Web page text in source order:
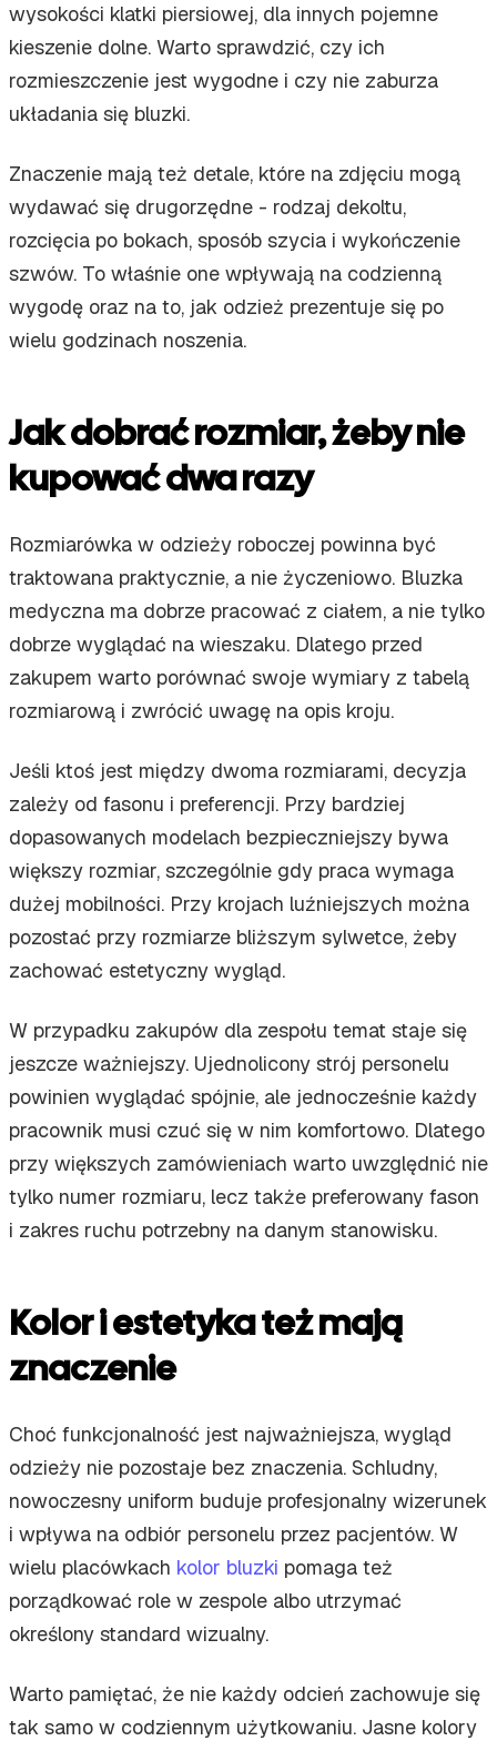
wysokości klatki piersiowej, dla innych pojemne
kieszenie dolne. Warto sprawdzić, czy ich
rozmieszczenie jest wygodne i czy nie zaburza
układania się bluzki.
Znaczenie mają też detale, które na zdjęciu mogą
wydawać się drugorzędne - rodzaj dekoltu,
rozcięcia po bokach, sposób szycia i wykończenie
szwów. To właśnie one wpływają na codzienną
wygodę oraz na to, jak odzież prezentuje się po
wielu godzinach noszenia.
Jak dobrać rozmiar, żeby nie
kupować dwa razy
Rozmiarówka w odzieży roboczej powinna być
traktowana praktycznie, a nie życzeniowo. Bluzka
medyczna ma dobrze pracować z ciałem, a nie tylko
dobrze wyglądać na wieszaku. Dlatego przed
zakupem warto porównać swoje wymiary z tabelą
rozmiarową i zwrócić uwagę na opis kroju.
Jeśli ktoś jest między dwoma rozmiarami, decyzja
zależy od fasonu i preferencji. Przy bardziej
dopasowanych modelach bezpieczniejszy bywa
większy rozmiar, szczególnie gdy praca wymaga
dużej mobilności. Przy krojach luźniejszych można
pozostać przy rozmiarze bliższym sylwetce, żeby
zachować estetyczny wygląd.
W przypadku zakupów dla zespołu temat staje się
jeszcze ważniejszy. Ujednolicony strój personelu
powinien wyglądać spójnie, ale jednocześnie każdy
pracownik musi czuć się w nim komfortowo. Dlatego
przy większych zamówieniach warto uwzględnić nie
tylko numer rozmiaru, lecz także preferowany fason
i zakres ruchu potrzebny na danym stanowisku.
Kolor i estetyka też mają
znaczenie
Choć funkcjonalność jest najważniejsza, wygląd
odzieży nie pozostaje bez znaczenia. Schludny,
nowoczesny uniform buduje profesjonalny wizerunek
i wpływa na odbiór personelu przez pacjentów. W
wielu placówkach kolor bluzki pomaga też
porządkować role w zespole albo utrzymać
określony standard wizualny.
Warto pamiętać, że nie każdy odcień zachowuje się
tak samo w codziennym użytkowaniu. Jasne kolory